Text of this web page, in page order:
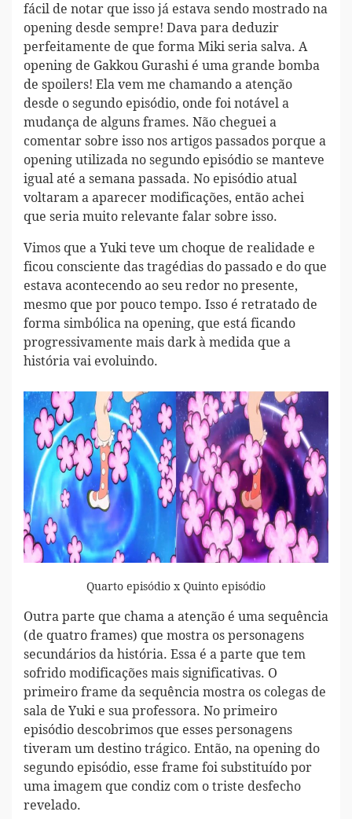
fácil de notar que isso já estava sendo mostrado na
opening desde sempre! Dava para deduzir
perfeitamente de que forma Miki seria salva. A
opening de Gakkou Gurashi é uma grande bomba
de spoilers! Ela vem me chamando a atenção
desde o segundo episódio, onde foi notável a
mudança de alguns frames. Não cheguei a
comentar sobre isso nos artigos passados porque a
opening utilizada no segundo episódio se manteve
igual até a semana passada. No episódio atual
voltaram a aparecer modificações, então achei
que seria muito relevante falar sobre isso.
Vimos que a Yuki teve um choque de realidade e
ficou consciente das tragédias do passado e do que
estava acontecendo ao seu redor no presente,
mesmo que por pouco tempo. Isso é retratado de
forma simbólica na opening, que está ficando
progressivamente mais dark à medida que a
história vai evoluindo.
Quarto episódio x Quinto episódio
Outra parte que chama a atenção é uma sequência
(de quatro frames) que mostra os personagens
secundários da história. Essa é a parte que tem
sofrido modificações mais significativas. O
primeiro frame da sequência mostra os colegas de
sala de Yuki e sua professora. No primeiro
episódio descobrimos que esses personagens
tiveram um destino trágico. Então, na opening do
segundo episódio, esse frame foi substituído por
uma imagem que condiz com o triste desfecho
revelado.